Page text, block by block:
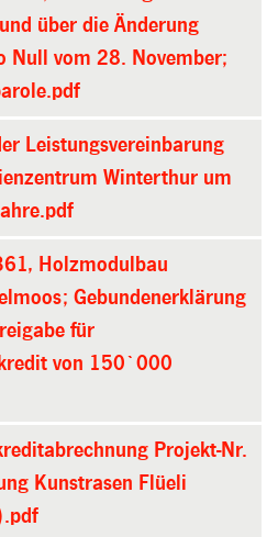
über die Änderung
Null vom 28. November;
Leistungsvereinbarung
Winterthur um
Holzmodulbau
Gebundenerklärung
für
von 150`000
Projekt-Nr.
Kunstrasen Flüeli